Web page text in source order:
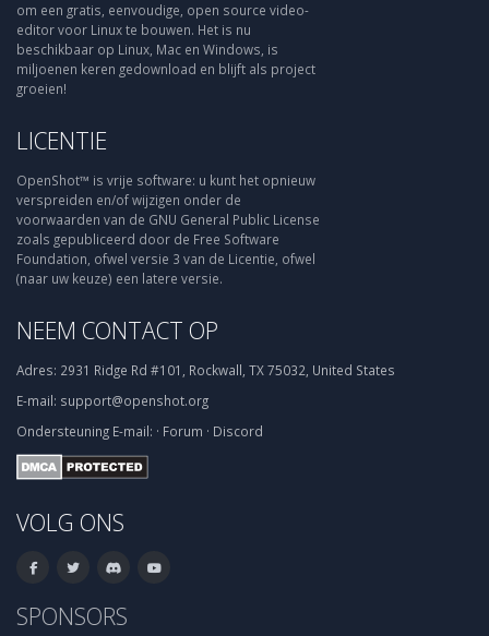
om een gratis, eenvoudige, open source video-
editor voor Linux te bouwen. Het is nu
beschikbaar op Linux, Mac en Windows, is
miljoenen keren gedownload en blijft als project
groeien!
LICENTIE
OpenShot™ is vrije software: u kunt het opnieuw
verspreiden en/of wijzigen onder de
voorwaarden van de GNU General Public License
zoals gepubliceerd door de Free Software
Foundation, ofwel versie 3 van de Licentie, ofwel
(naar uw keuze) een latere versie.
NEEM CONTACT OP
Adres: 2931 Ridge Rd #101, Rockwall, TX 75032, United States
E-mail: support@openshot.org
Ondersteuning E-mail: · Forum · Discord
VOLG ONS
SPONSORS